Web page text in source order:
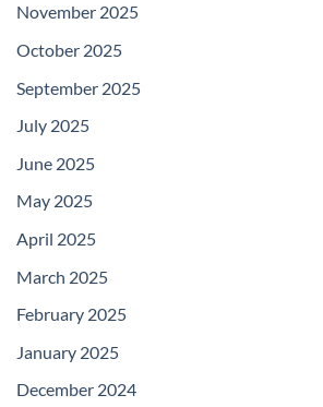
November 2025
October 2025
September 2025
July 2025
June 2025
May 2025
April 2025
March 2025
February 2025
January 2025
December 2024